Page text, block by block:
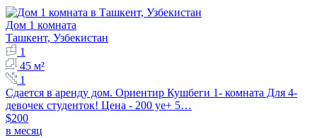
Дом 1 комната
Ташкент, Узбекистан
1
45 м²
1
Сдается в аренду дом. Ориентир Кушбеги 1- комната Для 4-
девочек студенток! Цена - 200 уе+ 5…
$200
в месяц